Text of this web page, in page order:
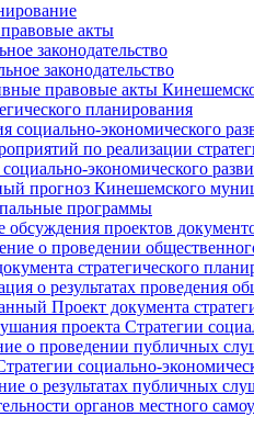
акты
законодательство
законодательство
правовые акты
планирования
социально-экономического
по реализации
экономического
прогноз Кинешемского
программы
проектов
о проведении
стратегического
о результатах проведения
Проект документа
проекта Стратегии
о проведении публичных
социально-
о результатах публичных
органов местного